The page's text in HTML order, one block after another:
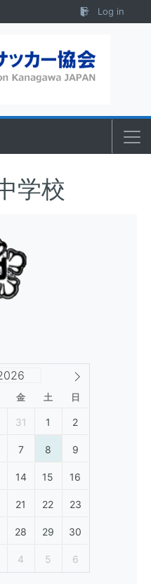
Log in
学校
金 土 日
31 1 2
7 8 9
14 15 16
21 22 23
28 29 30
4 5 6